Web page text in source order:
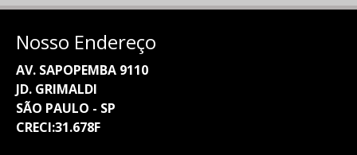
Nosso Endereço
AV. SAPOPEMBA 9110
JD. GRIMALDI
SÃO PAULO - SP
CRECI:31.678F